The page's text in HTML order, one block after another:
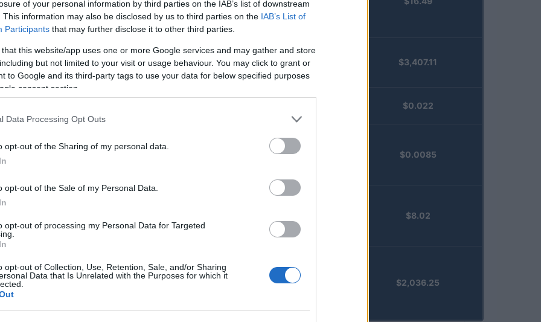
of your personal information by third parties on the IAB’s list of downstream
This information may also be disclosed by us to third parties on the IAB’s List of
Participants that may further disclose it to other third parties.
that this website/app uses one or more Google services and may gather and store
but not limited to your visit or usage behaviour. You may click to grant or
to Google and its third-party tags to use your data for below specified purposes
consent section.
Data Processing Opt Outs
opt-out of the Sharing of my personal data.
opt-out of the Sale of my Personal Data.
opt-out of processing my Personal Data for Targeted
opt-out of Collection, Use, Retention, Sale, and/or Sharing
Data that Is Unrelated with the Purposes for which it
Il modello di business si concentra
per il mondo esterno. Mentre il concetto
prima volta da Ethereum, i contratti intelligenti
fuori dalla portata di molte aziende del
decentralizzare Internet per colmare il divario tra
reale.
Injective
Vested XOR
(VXOR)
$3,407.11
$0.022
$0.0085
$8.02
PRIME)
$2,036.25